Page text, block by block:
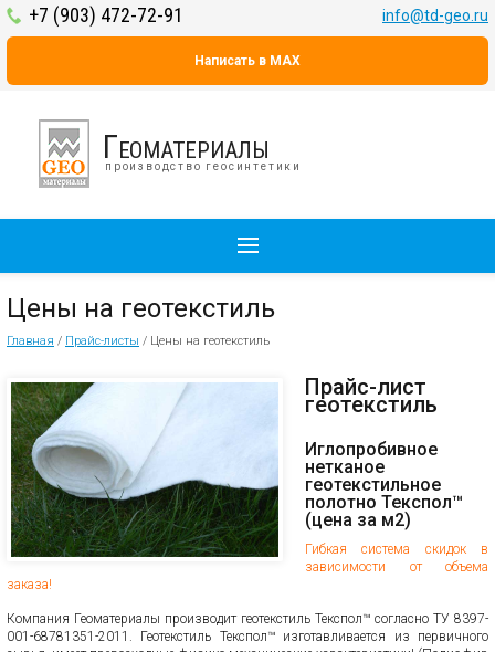
+7 (903) 472-72-91 info@td-geo.ru
Написать в MAX
Геоматериалы
производство геосинтетики
Цены на геотекстиль
Главная / Прайс-листы / Цены на геотекстиль
Прайс-лист
геотекстиль
Иглопробивное
нетканое
геотекстильное
полотно Текспол™
(цена за м2)
Гибкая система скидок в
зависимости от объема
заказа!
Компания Геоматериалы производит геотекстиль Текспол™ согласно ТУ 8397-
001-68781351-2011. Геотекстиль Текспол™ изготавливается из первичного